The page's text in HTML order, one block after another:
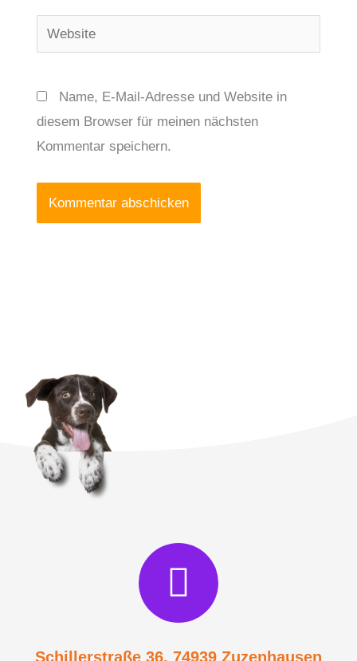
Website
Name, E-Mail-Adresse und Website in
diesem Browser für meinen nächsten
Kommentar speichern.
Schillerstraße 36, 74939 Zuzenhausen